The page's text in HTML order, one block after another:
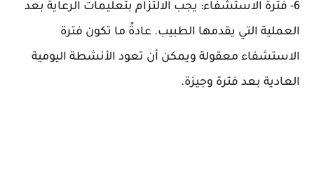
6- فترة الاستشفاء: يجب الالتزام بتعليمات الرعاية بعد
العملية التي يقدمها الطبيب. عادةً ما تكون فترة
الاستشفاء معقولة ويمكن أن تعود الأنشطة اليومية
العادية بعد فترة وجيزة.